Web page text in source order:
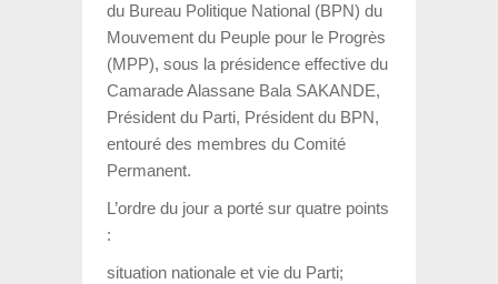
du Bureau Politique National (BPN) du
Mouvement du Peuple pour le Progrès
(MPP), sous la présidence effective du
Camarade Alassane Bala SAKANDE,
Président du Parti, Président du BPN,
entouré des membres du Comité
Permanent.
L’ordre du jour a porté sur quatre points
:
situation nationale et vie du Parti;